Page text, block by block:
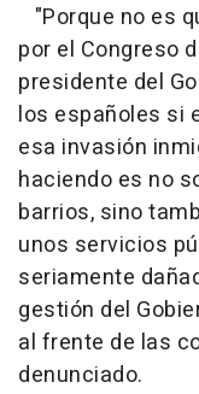
"Porque no es
por el Congreso
presidente del
los españoles si
esa invasión
haciendo es no
barrios, sino
unos servicios
seriamente
gestión del
al frente de las
denunciado.